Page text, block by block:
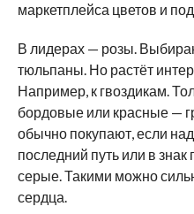
маркетплейса цветов и
В лидерах — розы.
тюльпаны. Но растёт
Например, к гвоздикам.
бордовые или красные —
обычно покупают, если
последний путь или в
серые. Такими можно
сердца.